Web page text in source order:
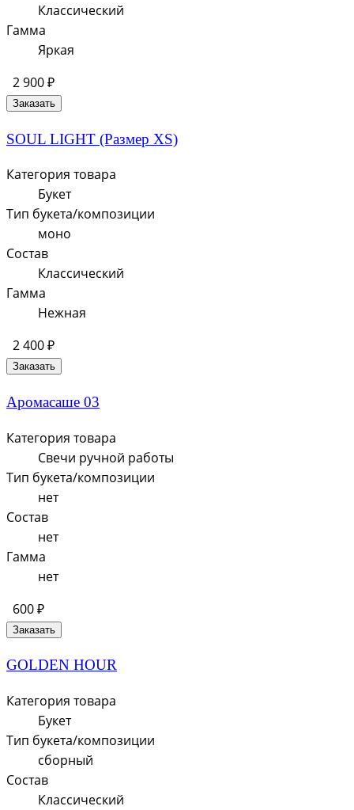
Классический
Гамма
Яркая
2 900 ₽
Заказать
SOUL LIGHT (Размер XS)
Категория товара
Букет
Тип букета/композиции
моно
Состав
Классический
Гамма
Нежная
2 400 ₽
Заказать
Аромасаше 03
Категория товара
Свечи ручной работы
Тип букета/композиции
нет
Состав
нет
Гамма
нет
600 ₽
Заказать
GOLDEN HOUR
Категория товара
Букет
Тип букета/композиции
сборный
Состав
Классический